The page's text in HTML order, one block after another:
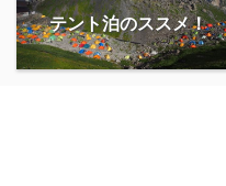
テント泊のススメ！